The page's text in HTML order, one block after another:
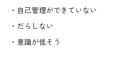
・自己管理ができていない
・だらしない
・意識が低そう